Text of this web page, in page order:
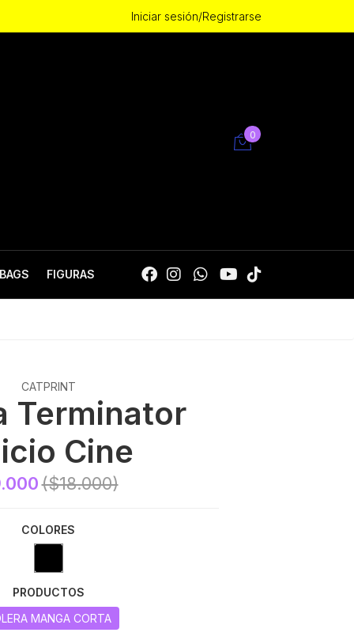
Iniciar sesión/Registrarse
0
FIGURAS
CATPRINT
Terminator
Cine
($18.000)
COLORES
PRODUCTOS
MANGA CORTA